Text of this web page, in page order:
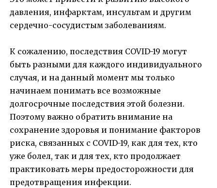
давления, инфарктам, инсультам и другим
сердечно-сосудистым заболеваниям.
К сожалению, последствия COVID-19 могут
быть разными для каждого индивидуального
случая, и на данный момент мы только
начинаем понимать все возможные
долгосрочные последствия этой болезни.
Поэтому важно обратить внимание на
сохранение здоровья и понимание факторов
риска, связанных с COVID-19, как для тех, кто
уже болел, так и для тех, кто продолжает
практиковать меры предосторожности для
предотвращения инфекции.